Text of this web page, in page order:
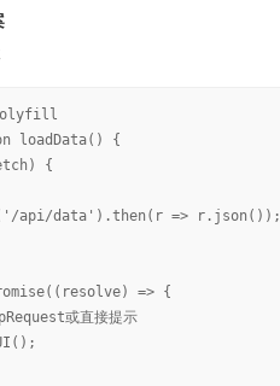
polyfill
loadData() {
{
api/data').then(r => r.json());
=> {
或直接提示